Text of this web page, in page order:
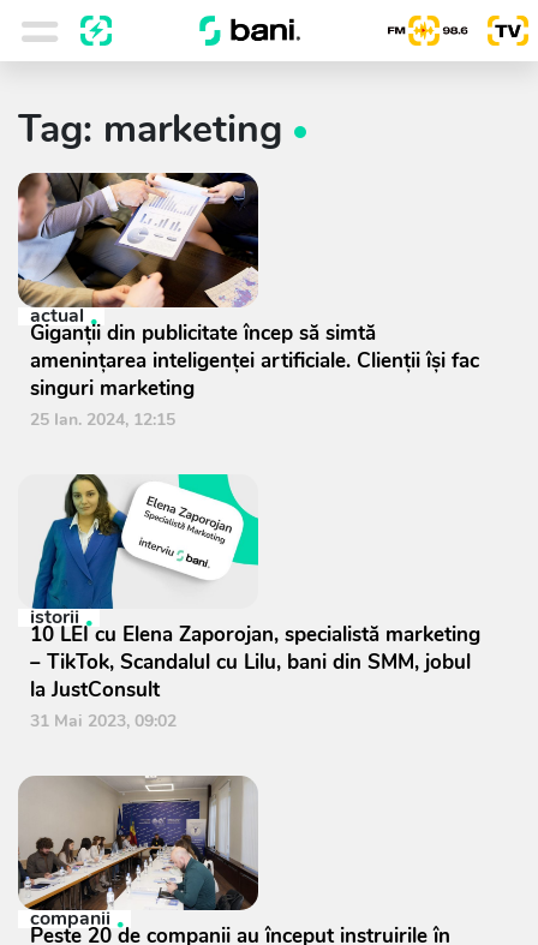
Tag: marketing
actual
Giganţii din publicitate încep să simtă
ameninţarea inteligenţei artificiale. Clienţii își fac
singuri marketing
25 Ian. 2024, 12:15
istorii
10 LEI cu Elena Zaporojan, specialistă marketing
– TikTok, Scandalul cu Lilu, bani din SMM, jobul
la JustConsult
31 Mai 2023, 09:02
companii
Peste 20 de companii au început instruirile în